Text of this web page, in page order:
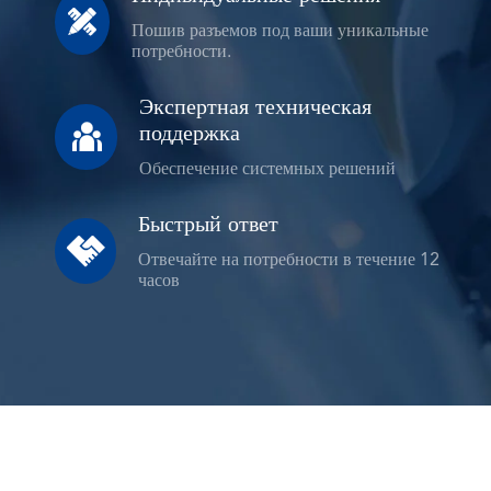

Пошив разъемов под ваши уникальные
потребности.

Экспертная техническая
поддержка
Обеспечение системных решений

Быстрый ответ
Отвечайте на потребности в течение 12
часов